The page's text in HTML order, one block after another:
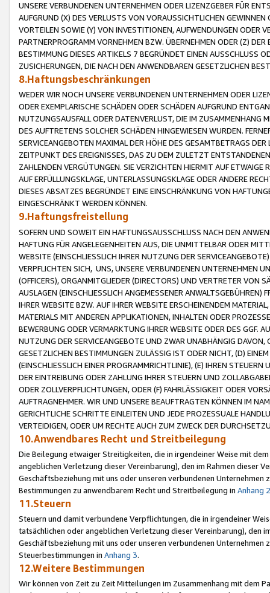
UNSERE VERBUNDENEN UNTERNEHMEN ODER LIZENZGEBER FÜR
AUFGRUND (X) DES VERLUSTS VON VORAUSSICHTLICHEN
VORTEILEN SOWIE (Y) VON INVESTITIONEN, AUFWENDUNGEN ODER
PARTNERPROGRAMM VORNEHMEN BZW. ÜBERNEHMEN ODER (Z)
BESTIMMUNG DIESES ARTIKELS 7 BEGRÜNDET EINEN AUSSCHLUSS
ZUSICHERUNGEN, DIE NACH DEN ANWENDBAREN GESETZLICHEN
8.Haftungsbeschränkungen
WEDER WIR NOCH UNSERE VERBUNDENEN UNTERNEHMEN ODER
ODER EXEMPLARISCHE SCHÄDEN ODER SCHÄDEN AUFGRUND
NUTZUNGSAUSFALL ODER DATENVERLUST, DIE IM ZUSAMMENHANG
DES AUFTRETENS SOLCHER SCHÄDEN HINGEWIESEN WURDEN.
SERVICEANGEBOTEN MAXIMAL DER HÖHE DES GESAMTBETRAGS
ZEITPUNKT DES EREIGNISSES, DAS ZU DEM ZULETZT
ZAHLENDEN VERGÜTUNGEN. SIE VERZICHTEN HIERMIT AUF
AUF ERFÜLLUNGSKLAGE, UNTERLASSUNGSKLAGE ODER ANDERE
DIESES ABSATZES BEGRÜNDET EINE EINSCHRÄNKUNG VON
EINGESCHRÄNKT WERDEN KÖNNEN.
9.Haftungsfreistellung
SOFERN UND SOWEIT EIN HAFTUNGSAUSSCHLUSS NACH DEN
HAFTUNG FÜR ANGELEGENHEITEN AUS, DIE UNMITTELBAR ODER
WEBSITE (EINSCHLIESSLICH IHRER NUTZUNG DER
VERPFLICHTEN SICH, UNS, UNSERE VERBUNDENEN UNTERNEHMEN
(OFFICERS), ORGANMITGLIEDER (DIRECTORS) UND VERTRETER VON
AUSLAGEN (EINSCHLIESSLICH ANGEMESSENER
IHRER WEBSITE BZW. AUF IHRER WEBSITE ERSCHEINENDEM
MATERIALS MIT ANDEREN APPLIKATIONEN, INHALTEN ODER
BEWERBUNG ODER VERMARKTUNG IHRER WEBSITE ODER DES GGF.
NUTZUNG DER SERVICEANGEBOTE UND ZWAR UNABHÄNGIG
GESETZLICHEN BESTIMMUNGEN ZULÄSSIG IST ODER NICHT, (D)
(EINSCHLIESSLICH EINER PROGRAMMRICHTLINIE), (E) IHREN
DER EINTREIBUNG ODER ZAHLUNG IHRER STEUERN UND
ODER ZOLLVERPFLICHTUNGEN, ODER (F) FAHRLÄSSIGKEIT ODER
AUFTRAGNEHMER. WIR UND UNSERE BEAUFTRAGTEN KÖNNEN IM
GERICHTLICHE SCHRITTE EINLEITEN UND JEDE PROZESSUALE
VERTEIDIGEN, ODER UM RECHTE AUCH ZUM ZWECK DER
10.Anwendbares Recht und Streitbeilegung
Die Beilegung etwaiger Streitigkeiten, die in irgendeiner Weise mit
angeblichen Verletzung dieser Vereinbarung), den im Rahmen dieser
Geschäftsbeziehung mit uns oder unseren verbundenen
Bestimmungen zu anwendbarem Recht und Streitbeilegung in Anhang 2
11.Steuern
Steuern und damit verbundene Verpflichtungen, die in irgendeiner
tatsächlichen oder angeblichen Verletzung dieser Vereinbarung), den
Geschäftsbeziehung mit uns oder unseren verbundenen
Steuerbestimmungen in Anhang 3.
12.Weitere Bestimmungen
Wir können von Zeit zu Zeit Mitteilungen im Zusammenhang mit dem